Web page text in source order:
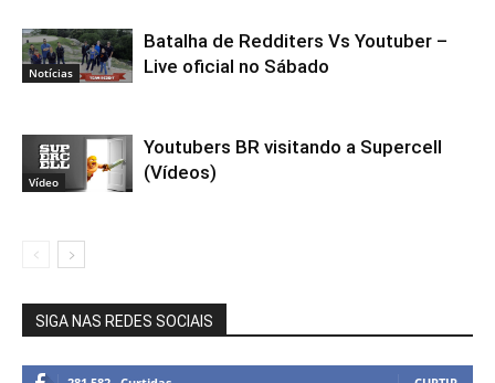
Notícias
Batalha de Redditers Vs Youtuber –
Live oficial no Sábado
Vídeo
Youtubers BR visitando a Supercell
(Vídeos)
SIGA NAS REDES SOCIAIS